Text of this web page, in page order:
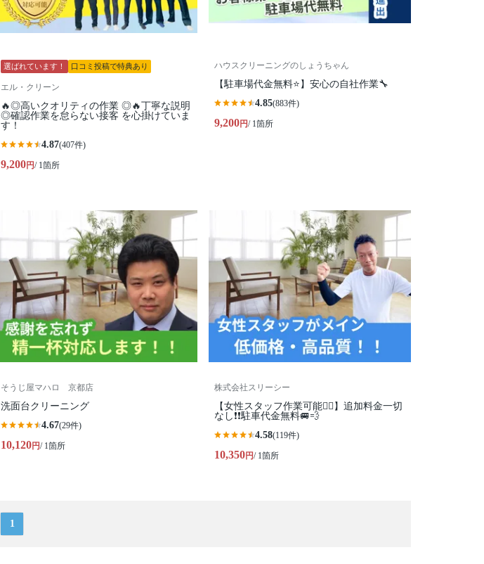
選ばれています！ 口コミ投稿で特典あり
エル・クリーン
🔥◎高いクオリティの作業 ◎🔥丁寧な説明
◎確認作業を怠らない接客 を心掛けていま
す！
4.87(407件)
9,200円/ 1箇所
ハウスクリーニングのしょうちゃん
【駐車場代金無料⭐️】安心の自社作業🔧
4.85(883件)
9,200円/ 1箇所
そうじ屋マハロ 京都店
洗面台クリーニング
4.67(29件)
10,120円/ 1箇所
株式会社スリーシー
【女性スタッフ作業可能🙆‍♀️】追加料金一切
なし❗️❗️駐車代金無料🚐💨
4.58(119件)
10,350円/ 1箇所
1